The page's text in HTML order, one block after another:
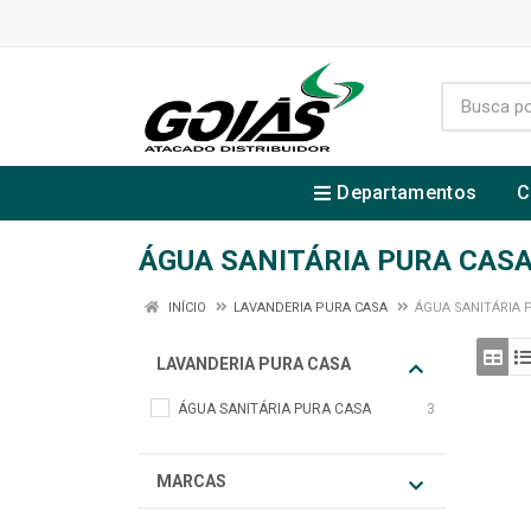
Departamentos
ÁGUA SANITÁRIA PURA
INÍCIO LAVANDERIA PURA CASA ÁGUA SANITÁRIA
LAVANDERIA PURA CASA
ÁGUA SANITÁRIA PURA CASA 3
MARCAS